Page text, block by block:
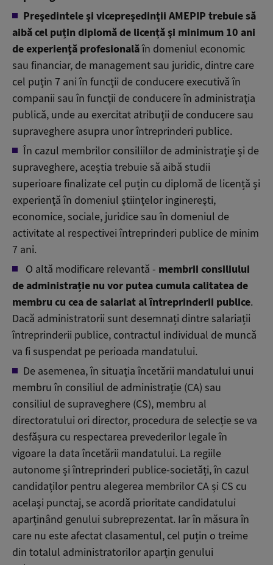
Preşedintele şi vicepreşedinţii AMEPIP trebuie să
aibă cel puțin diplomă de licență şi minimum 10 ani
de experienţă profesionalăîn domeniul economic
sau financiar, de management sau juridic, dintre care
cel puţin 7 ani în funcţii de conducere executivă în
companii sau în funcţii de conducere în administraţia
publică, unde au exercitat atribuţii de conducere sau
supraveghere asupra unor întreprinderi publice.
În cazul membrilor consiliilor de administraţie și de
supraveghere, aceștia trebuie să aibă studii
superioare finalizate cel puțin cu diplomă de licență şi
experienţă în domeniul ştiinţelor inginereşti,
economice, sociale, juridice sau în domeniul de
activitate al respectivei întreprinderi publice de minim
7 ani.
O altă modificare relevantă - membrii consiliului
de administrație nu vor putea cumula calitatea de
membru cu cea de salariat al întreprinderii publice.
Dacă administratorii sunt desemnați dintre salariații
întreprinderii publice, contractul individual de muncă
va fi suspendat pe perioada mandatului.
De asemenea, în situația încetării mandatului unui
membru în consiliul de administrație (CA) sau
consiliul de supraveghere (CS), membru al
directoratului ori director, procedura de selecție se va
desfășura cu respectarea prevederilor legale în
vigoare la data încetării mandatului. La regiile
autonome și întreprinderi publice-societăți, în cazul
candidaților pentru alegerea membrilor CA și CS cu
același punctaj, se acordă prioritate candidatului
aparținând genului subreprezentat. Iar în măsura în
care nu este afectat clasamentul, cel puțin o treime
din totalul administratorilor aparțin genului